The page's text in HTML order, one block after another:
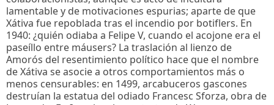
lamentable y de motivaciones espurias; aparte de que
Xátiva fue repoblada tras el incendio por botiflers. En
1940: ¿quién odiaba a Felipe V, cuando el acojone era el
paseíllo entre máusers? La traslación al lienzo de
Amorós del resentimiento político hace que el nombre
de Xátiva se asocie a otros comportamientos más o
menos censurables: en 1499, arcabuceros gascones
destruían la estatua del odiado Francesc Sforza, obra de